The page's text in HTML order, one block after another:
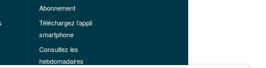
Abonnement
Téléchargez l’appli
smartphone
Consultez les
hebdomadaires